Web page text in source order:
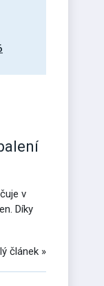
v
Díky
článek »